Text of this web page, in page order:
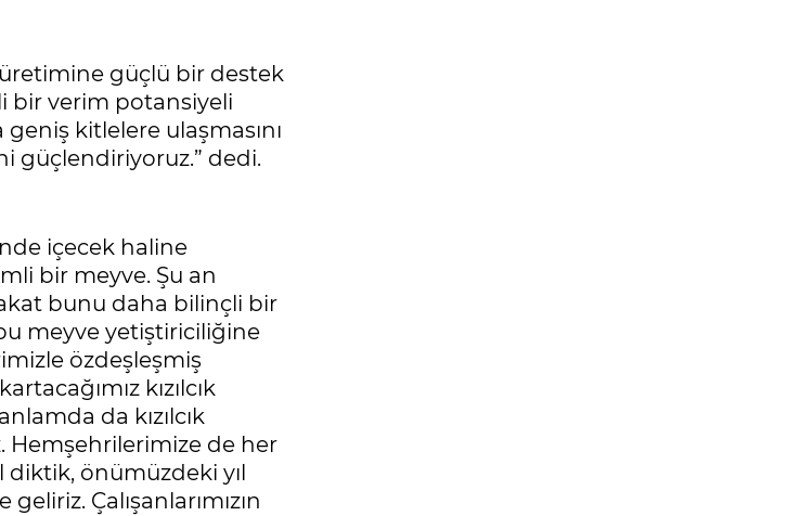
üretimine güçlü bir destek
bir verim potansiyeli
kitlelere ulaşmasını
güçlendiriyoruz.” dedi.
içecek haline
bir meyve. Şu an
bunu daha bilinçli bir
meyve yetiştiriciliğine
özdeşleşmiş
kızılcık
da kızılcık
Hemşehrilerimize de her
diktik, önümüzdeki yıl
Çalışanlarımızın